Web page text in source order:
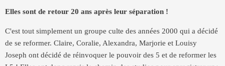
Elles sont de retour 20 ans après leur séparation !
C'est tout simplement un groupe culte des années 2000 qui a décidé
de se reformer. Claire, Coralie, Alexandra, Marjorie et Louisy
Joseph ont décidé de réinvoquer le pouvoir des 5 et de reformer les